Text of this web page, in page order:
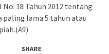
No. 18 Tahun 2012 tentang
paling lama 5 tahun atau
A9)
SHARE